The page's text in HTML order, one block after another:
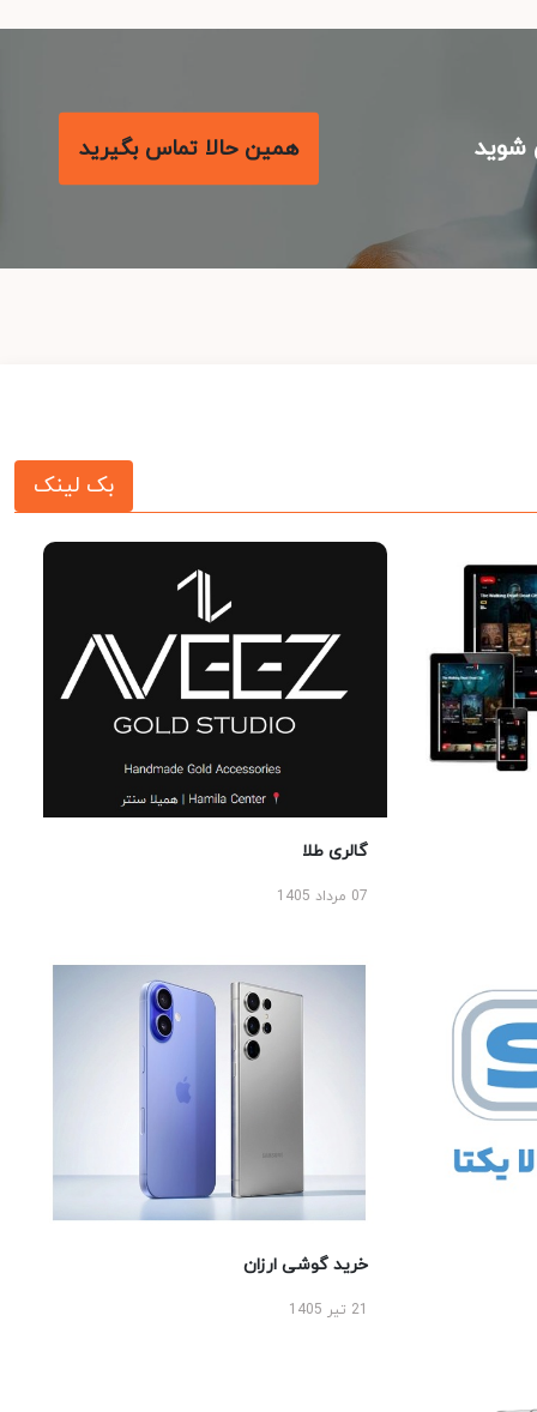
همین حالا تماس بگیرید
بک لینک
گالری طلا
07 مرداد 1405
خرید گوشی ارزان